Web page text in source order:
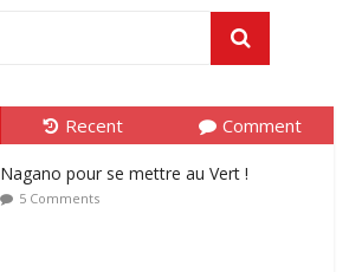
Recent Comment
Nagano pour se mettre au Vert !
5 Comments